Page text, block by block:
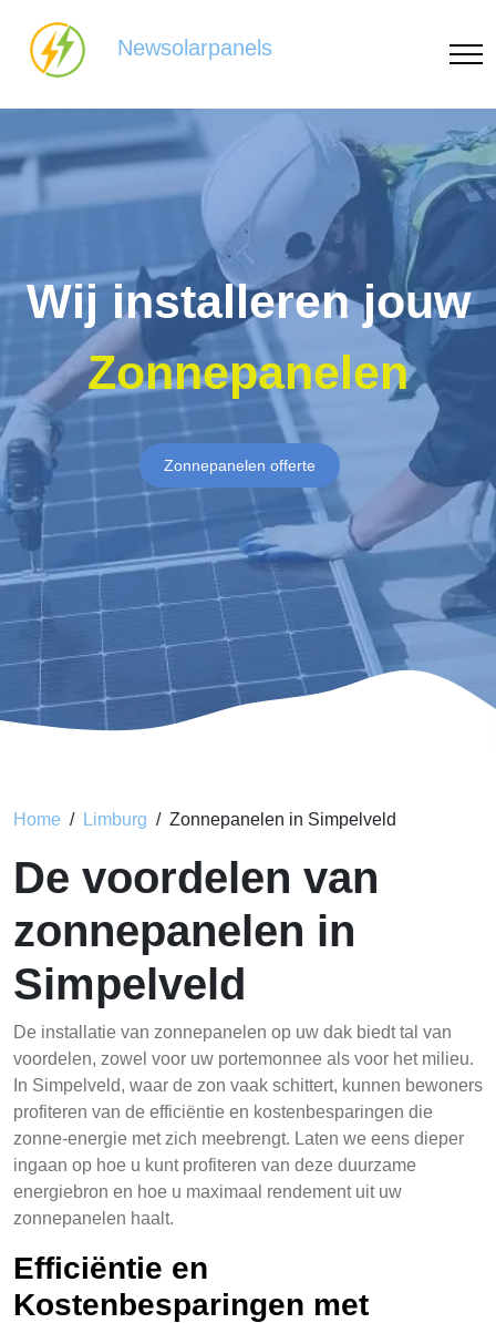
Newsolarpanels
Wij installeren jouw
Zonnepanelen
Zonnepanelen offerte
Home Limburg Zonnepanelen in Simpelveld
De voordelen van
zonnepanelen in
Simpelveld
De installatie van zonnepanelen op uw dak biedt tal van
voordelen, zowel voor uw portemonnee als voor het milieu.
In Simpelveld, waar de zon vaak schittert, kunnen bewoners
profiteren van de efficiëntie en kostenbesparingen die
zonne-energie met zich meebrengt. Laten we eens dieper
ingaan op hoe u kunt profiteren van deze duurzame
energiebron en hoe u maximaal rendement uit uw
zonnepanelen haalt.
Efficiëntie en
Kostenbesparingen met